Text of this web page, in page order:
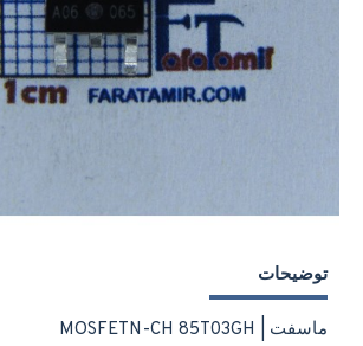
توضیحات
ماسفت | MOSFETN-CH 85T03GH